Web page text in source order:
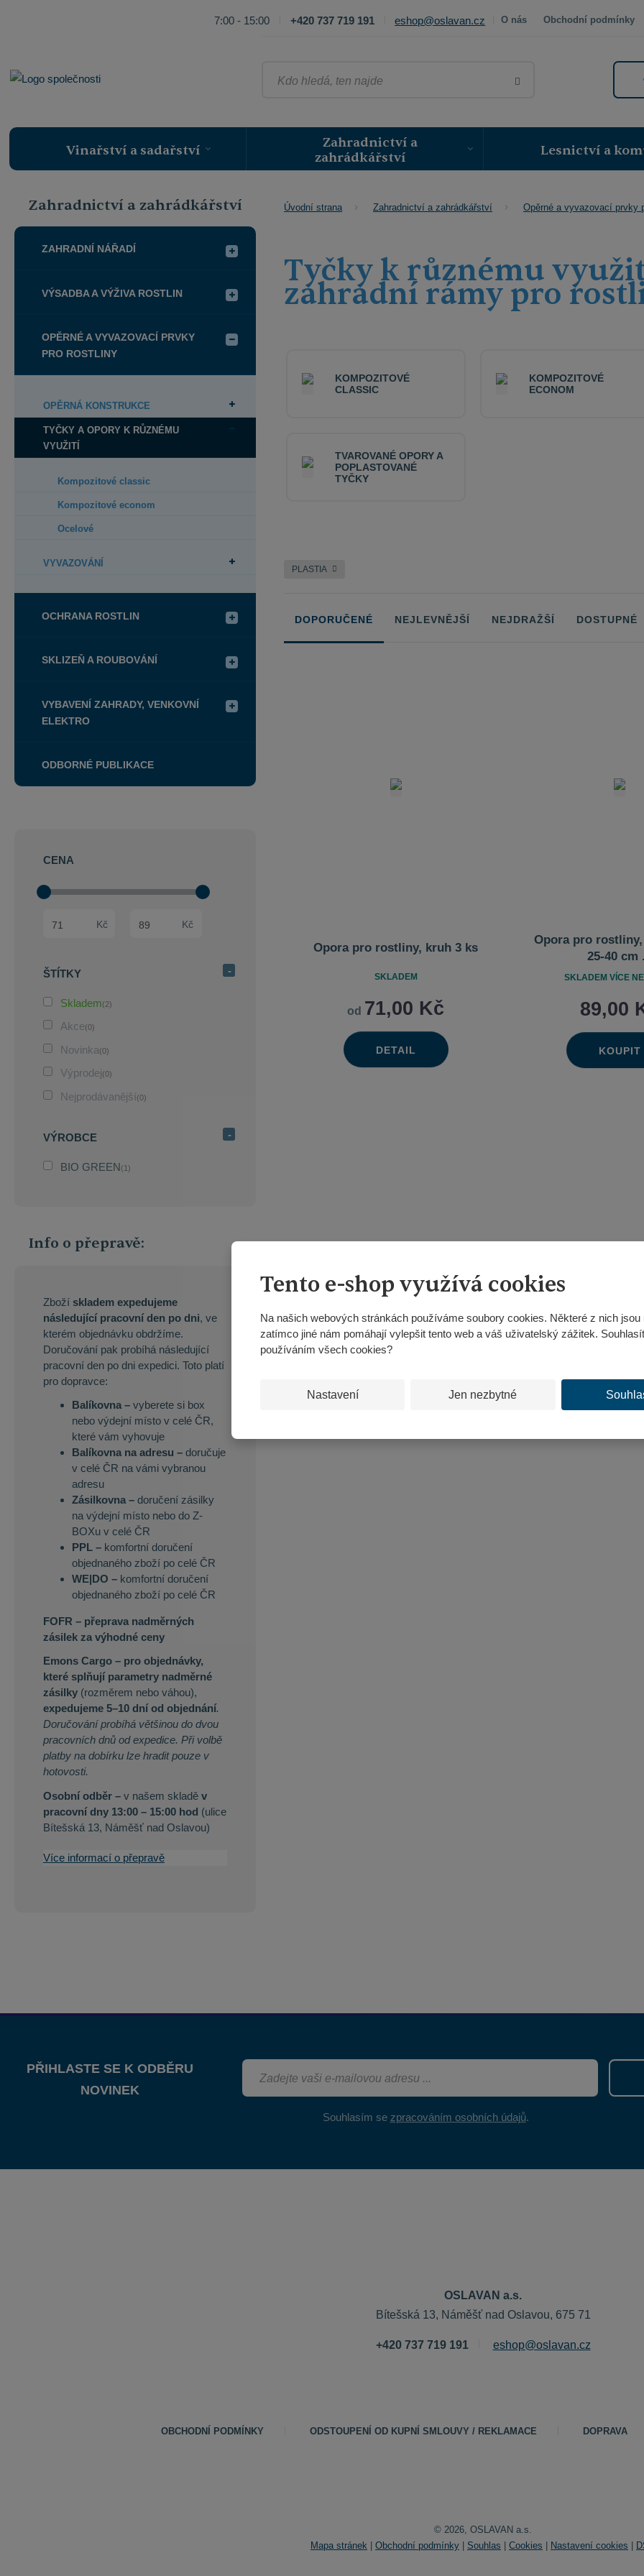
Tento e-shop využívá cookies
Na našich webových stránkách používáme soubory cookies. Některé z nich jsou
zatímco jiné nám pomáhají vylepšit tento web a váš uživatelský zážitek.
používáním všech cookies?
Nastavení Jen nezbytné
7:00 - 15:00 +420 737 719 191 eshop@oslavan.cz O nás Obchodní podmínky
hledá,
Vinařství a sadařství
Zahradnictví a
zahrádkářství
Lesnictví a
Úvodní strana Zahradnictví a zahrádkářství Opěrné a vyvazovací prvky
Tyčky k různému
zahradní rámy pro
KOMPOZITOVÉ
CLASSIC
KOMPOZITOVÉ
ECONOM
TVAROVANÉ OPORY A
POPLASTOVANÉ
TYČKY
PLASTIA
DOPORUČENÉ NEJLEVNĚJŠÍ NEJDRAŽŠÍ DOSTUPNÉ
Opora pro rostliny, kruh 3 ks
od 71,00 Kč
DETAIL
SKLADEM
Opora pro
25-40 cm
89,00
Ks
KOUPIT
SKLADEM VÍCE
Zahradnictví a zahrádkářství
ZAHRADNÍ NÁŘADÍ
VÝSADBA A VÝŽIVA ROSTLIN
OPĚRNÉ A VYVAZOVACÍ PRVKY
PRO ROSTLINY
OPĚRNÁ KONSTRUKCE
TYČKY A OPORY K RŮZNÉMU
VYUŽITÍ
Kompozitové classic
Kompozitové econom
Ocelové
VYVAZOVÁNÍ
OCHRANA ROSTLIN
SKLIZEŇ A ROUBOVÁNÍ
VYBAVENÍ ZAHRADY, VENKOVNÍ
ELEKTRO
ODBORNÉ PUBLIKACE
CENA
Min. hodnota
Kč
Max. hodnota Kč
ŠTÍTKY
Skladem(2)
Akce(0)
Novinka(0)
Výprodej(0)
Nejprodávanější(0)
VÝROBCE
BIO GREEN (1)
Info o přepravě:
Zboží skladem expedujeme
následující pracovní den po dni, ve
kterém objednávku obdržíme.
Doručování pak probíhá následující
pracovní den po dni expedici. Toto platí
pro dopravce:
Balíkovna – vyberete si box
nebo výdejní místo v celé ČR,
které vám vyhovuje
Balíkovna na adresu – doručuje
v celé ČR na vámi vybranou
adresu
Zásilkovna – doručení zásilky
na výdejní místo nebo do Z-
BOXu v celé ČR
PPL – komfortní doručení
objednaného zboží po celé ČR
WE|DO – komfortní doručení
objednaného zboží po celé ČR
FOFR – přeprava nadměrných
zásilek za výhodné ceny
Emons Cargo – pro objednávky,
které splňují parametry nadměrné
zásilky (rozměrem nebo váhou),
expedujeme 5–10 dní od objednání.
Doručování probíhá většinou do dvou
pracovních dnů od expedice. Při volbě
platby na dobírku lze hradit pouze v
hotovosti.
Osobní odběr – v našem skladě v
pracovní dny 13:00 – 15:00 hod (ulice
Bítešská 13, Náměšť nad Oslavou)
Více informací o přepravě
PŘIHLASTE SE K ODBĚRU
NOVINEK
Souhlasím se zpracováním osobních údajů.
OSLAVAN a.s.
Bítešská 13, Náměšť nad Oslavou, 675 71
+420 737 719 191 eshop@oslavan.cz
OBCHODNÍ PODMÍNKY ODSTOUPENÍ OD KUPNÍ SMLOUVY / REKLAMACE DOPRAVA
© 2026, OSLAVAN a.s.
Mapa stránek | Obchodní podmínky | Souhlas | Cookies | Nastavení cookies |